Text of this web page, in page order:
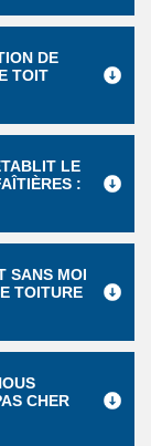
DE
TOIT
LE
:
SANS MOI
TOITURE
CHER